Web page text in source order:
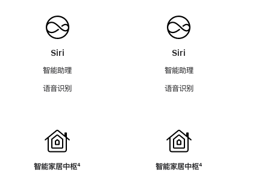
Siri
智能助理
语音识别
智能家居中枢脚
⁴
Siri
智能助理
语音识别
智能家居中枢脚
⁴